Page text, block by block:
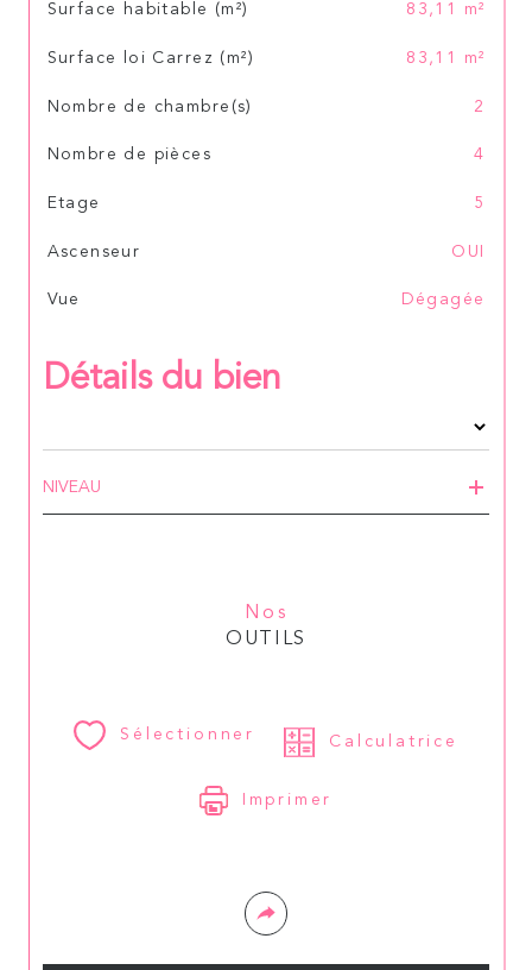
Surface habitable (m²) 83,11 m²
Surface loi Carrez (m²) 83,11 m²
Nombre de chambre(s) 2
Nombre de pièces 4
Etage 5
Ascenseur OUI
Vue Dégagée
Détails du bien
NIVEAU
Nos
OUTILS
Sélectionner Calculatrice
Imprimer